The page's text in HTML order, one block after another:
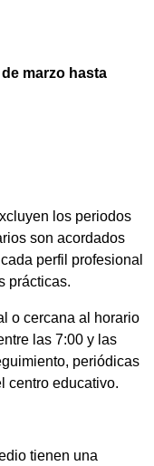
marzo hasta
los periodos
son acordados
perfil profesional
prácticas.
o cercana al horario
las 7:00 y las
periódicas
centro educativo.
tienen una